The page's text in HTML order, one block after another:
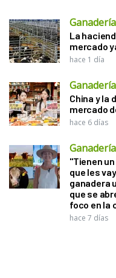
Ganadería
La
mercado
hace 1 día
Ganadería
China y la
mercado
hace 6 días
Ganadería
"Tienen
que les
ganadera
que se
foco en la
hace 7 días